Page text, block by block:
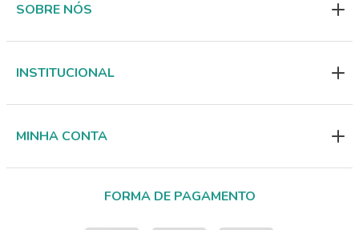
SOBRE NÓS
INSTITUCIONAL
MINHA CONTA
FORMA DE PAGAMENTO